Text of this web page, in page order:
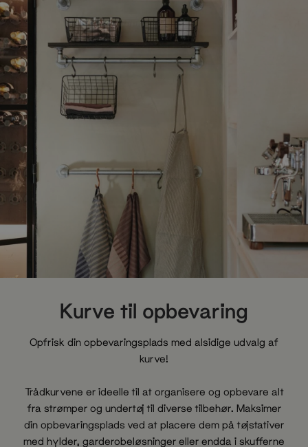
Kurve til opbevaring
Opfrisk din opbevaringsplads med alsidige udvalg af
kurve!
Trådkurvene er ideelle til at organisere og opbevare alt
fra strømper og undertøj til diverse tilbehør. Maksimer
din opbevaringsplads ved at placere dem på tøjstativer
med hylder, garderobeløsninger eller endda i skufferne